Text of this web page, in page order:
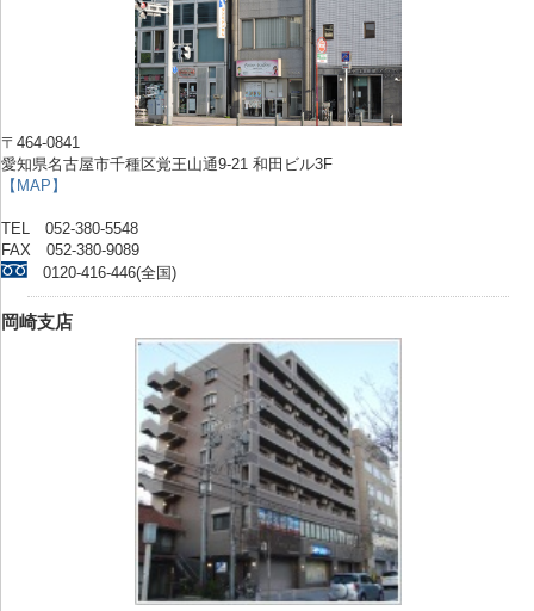
〒464-0841
愛知県名古屋市千種区覚王山通9-21 和田ビル3F
【MAP】
TEL 052-380-5548
FAX 052-380-9089
0120-416-446(全国)
岡崎支店